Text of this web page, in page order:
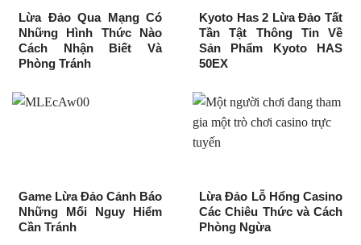
Lừa Đảo Qua Mạng Có
Những Hình Thức Nào
Cách Nhận Biết Và
Phòng Tránh
Kyoto Has 2 Lừa Đảo Tất
Tần Tật Thông Tin Về
Sản Phẩm Kyoto HAS
50EX
Game Lừa Đảo Cảnh Báo
Những Mối Nguy Hiểm
Cần Tránh
Lừa Đảo Lỗ Hổng Casino
Các Chiêu Thức và Cách
Phòng Ngừa